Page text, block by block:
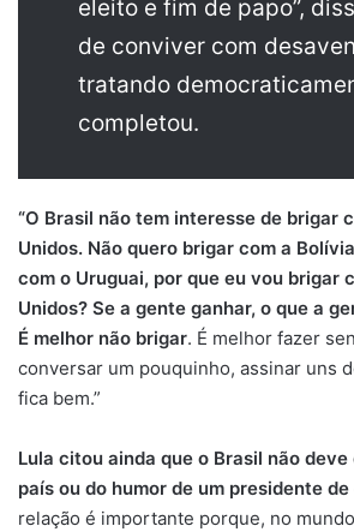
eleito e fim de papo”,
de conviver com
tratando
completou.
“O Brasil não tem interesse de brigar
Unidos. Não quero brigar com a
com o Uruguai, por que eu vou brigar
Unidos? Se a gente ganhar, o que a
É melhor não brigar. É melhor fazer
conversar um pouquinho, assinar uns
fica bem.”
Lula citou ainda que o Brasil não deve
país ou do humor de um presidente
relação é importante porque, no